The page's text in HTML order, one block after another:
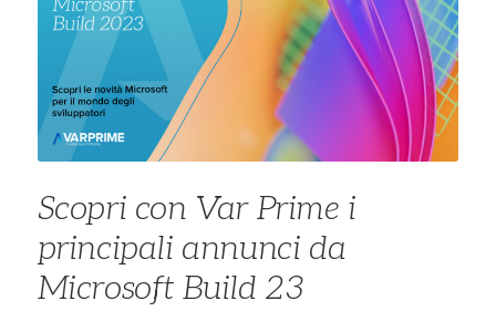
Scopri con Var Prime i
principali annunci da
Microsoft Build 23